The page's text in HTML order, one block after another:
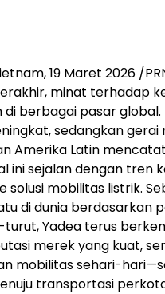
19 Maret 2026 /
minat terhadap
di berbagai pasar
sedangkan gerai
Amerika Latin
ini sejalan dengan tren
solusi mobilitas listrik.
di dunia berdasarkan
Yadea terus
merek yang kuat,
mobilitas sehari-
transportasi